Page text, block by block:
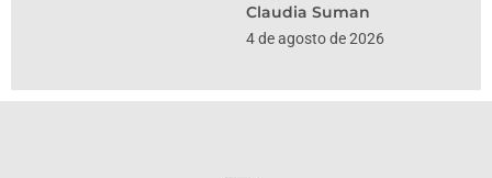
Claudia Suman
4 de agosto de 2026